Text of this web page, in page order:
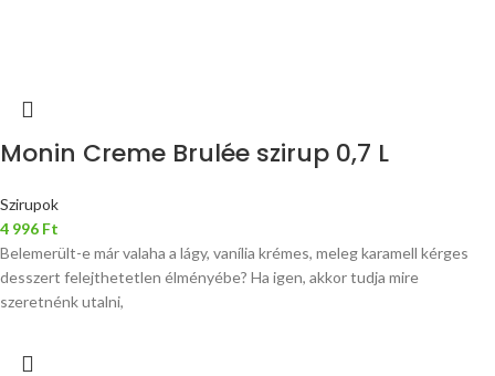
Monin Creme Brulée szirup 0,7 L
Szirupok
4 996 Ft
Belemerült-e már valaha a lágy, vanília krémes, meleg karamell kérges
desszert felejthetetlen élményébe? Ha igen, akkor tudja mire
szeretnénk utalni,